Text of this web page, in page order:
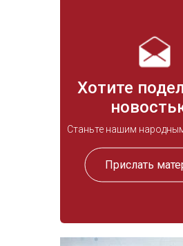
Хотите
Станьте нашим
Прислать